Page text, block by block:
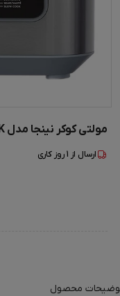
مولتی کوکر نینجا مدل ON400UK
ارسال از 1روز کاری
محصول